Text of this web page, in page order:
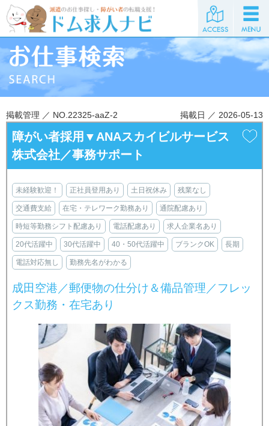
掲載管理 ／ NO.22325-aaZ-2 掲載日 ／ 2026-05-13
障がい者採用▼ANAスカイビルサービス
株式会社／事務サポート
未経験歓迎！ 正社員登用あり 土日祝休み 残業なし
交通費支給 在宅・テレワーク勤務あり 通院配慮あり
時短等勤務シフト配慮あり 電話配慮あり 求人企業名あり
20代活躍中 30代活躍中 40・50代活躍中 ブランクOK 長期
電話対応無し 勤務先名がわかる
成田空港／郵便物の仕分け＆備品管理／フレッ
クス勤務・在宅あり